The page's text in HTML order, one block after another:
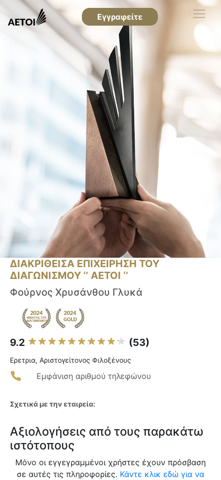
Εγγραφείτε
ΔΙΑΚΡΙΘΕΙΣΑ ΕΠΙΧΕΙΡΗΣΗ ΤΟΥ
ΔΙΑΓΩΝΙΣΜΟΥ ‘’ ΑΕΤΟΙ ‘’
Φούρνος Χρυσάνθου Γλυκά
9.2 (53)
Ερετρια, Αριστογείτονος Φιλοξένους
Εμφάνιση αριθμού τηλεφώνου
Σχετικά με την εταιρεία:
Αξιολογήσεις από τους παρακάτω
ιστότοπους
Μόνο οι εγγεγραμμένοι χρήστες έχουν πρόσβαση
σε αυτές τις πληροφορίες. Κάντε κλικ εδώ για να